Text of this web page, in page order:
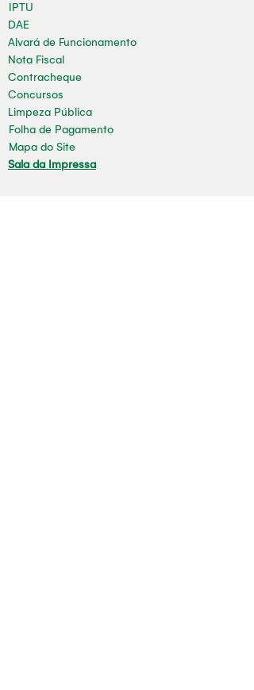
IPTU
DAE
Alvará de Funcionamento
Nota Fiscal
Contracheque
Concursos
Limpeza Pública
Folha de Pagamento
Mapa do Site
Sala da Impressa